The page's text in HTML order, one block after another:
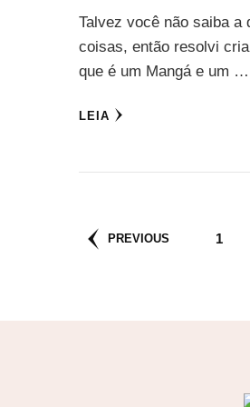
Talvez você não saiba a
coisas, então resolvi
que é um Mangá e um …
LEIA
Paginação
PREVIOUS PAGE
1